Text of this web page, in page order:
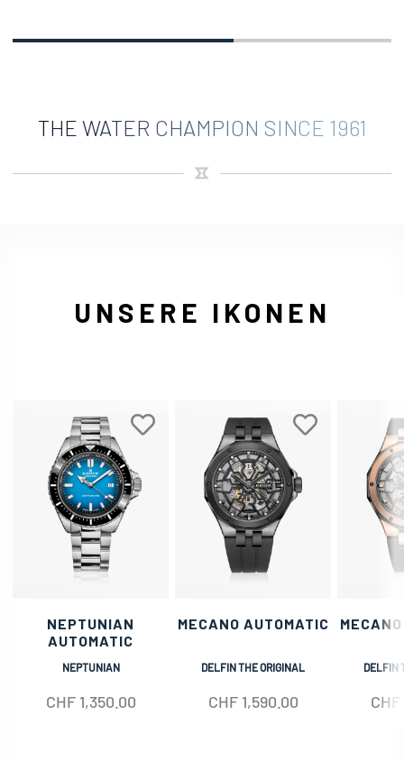
THE WATER CHAMPION SINCE 1961
UNSERE IKONEN
NEPTUNIAN
AUTOMATIC
NEPTUNIAN
CHF1,350.00
MECANO AUTOMATIC
DELFIN THE ORIGINAL
CHF1,590.00
DELFIN
CHF